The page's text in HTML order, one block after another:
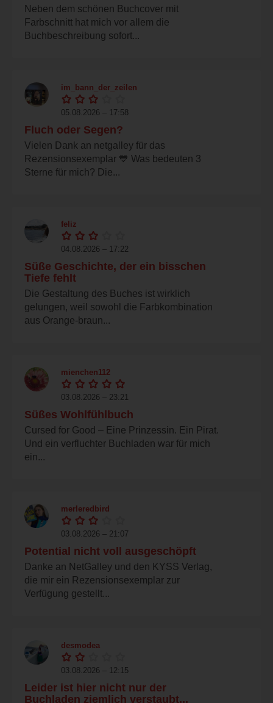
Neben dem schönen Buchcover mit
Farbschnitt hat mich vor allem die
Buchbeschreibung sofort...
im_bann_der_zeilen
05.08.2026 – 17:58
Fluch oder Segen?
Vielen Dank an netgalley für das
Rezensionsexemplar 💙 Was bedeuten 3
Sterne für mich? Die...
feliz
04.08.2026 – 17:22
Süße Geschichte, der ein bisschen
Tiefe fehlt
Die Gestaltung des Buches ist wirklich
gelungen, weil sowohl die Farbkombination
aus Orange-braun...
mienchen112
03.08.2026 – 23:21
Süßes Wohlfühlbuch
Cursed for Good – Eine Prinzessin. Ein Pirat.
Und ein verfluchter Buchladen war für mich
ein...
merleredbird
03.08.2026 – 21:07
Potential nicht voll ausgeschöpft
Danke an NetGalley und den KYSS Verlag,
die mir ein Rezensionsexemplar zur
Verfügung gestellt...
desmodea
03.08.2026 – 12:15
Leider ist hier nicht nur der
Buchladen ziemlich verstaubt...